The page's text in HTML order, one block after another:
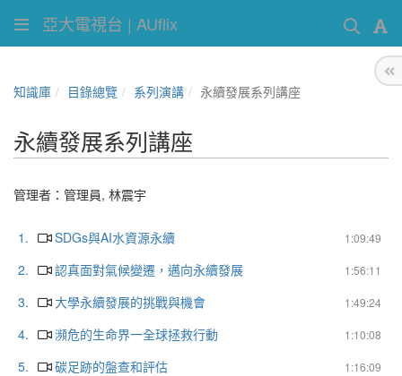
亞大電視台 | AUflix
知識庫 目錄總覽 系列演講 永續發展系列講座
永續發展系列講座
管理者： 管理員, 林震宇
1. 1:09:49
SDGs與AI水資源永續
2.
1:56:11
認真面對氣候變遷，邁向永續發展
3.
1:49:24
大學永續發展的挑戰與機會
4.
1:10:08
瀕危的生命界一全球拯救行動
5.
1:16:09
碳足跡的盤查和評估